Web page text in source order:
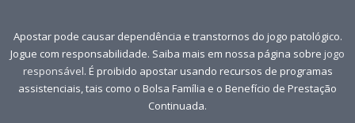
Apostar pode causar dependência e transtornos do jogo patológico.
Jogue com responsabilidade. Saiba mais em nossa página sobre jogo
responsável. É proibido apostar usando recursos de programas
assistenciais, tais como o Bolsa Família e o Benefício de Prestação
Continuada.